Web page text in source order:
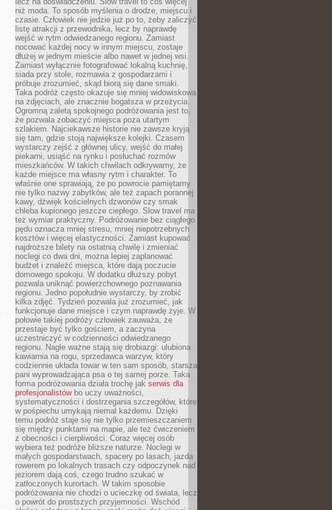
niż moda. To sposób myślenia o drodze, miejscu i
czasie. Człowiek nie jedzie już po to, żeby zaliczyć
listę atrakcji z przewodnika, lecz by naprawdę
wejść w rytm odwiedzanego regionu. Zamiast
nocować każdej nocy w innym miejscu, zostaje
dłużej w jednym mieście albo nawet w jednej wsi.
Zamiast wyłącznie fotografować lokalną kuchnię,
siada przy stole, rozmawia z gospodarzami i
próbuje zrozumieć, skąd biorą się dane smaki.
Taka podróż często okazuje się mniej widowiskowa
na zdjęciach, ale znacznie bogatsza w przeżycia.
Ogromną zaletą spokojnego podróżowania jest to,
że pozwala zobaczyć miejsca poza utartym
szlakiem. Najciekawsze historie nie zawsze kryją
się tam, gdzie stoją największe kolejki. Czasem
wystarczy zejść z głównej ulicy, wejść do małej
piekarni, usiąść na rynku i posłuchać rozmów
mieszkańców. W takich chwilach odkrywamy, że
każde miejsce ma własny rytm i charakter. To
właśnie one sprawiają, że po powrocie pamiętamy
nie tylko nazwy zabytków, ale też zapach porannej
kawy, dźwięk kościelnych dzwonów czy smak
chleba kupionego jeszcze ciepłego. Slow travel ma
też wymiar praktyczny. Podróżowanie bez ciągłego
pędu oznacza mniej stresu, mniej niepotrzebnych
kosztów i więcej elastyczności. Zamiast kupować
najdroższe bilety na ostatnią chwilę i zmieniać
noclegi co dwa dni, można lepiej zaplanować
budżet i znaleźć miejsca, które dają poczucie
domowego spokoju. W dodatku dłuższy pobyt
pozwala uniknąć powierzchownego poznawania
regionu. Jedno popołudnie wystarczy, by zrobić
kilka zdjęć. Tydzień pozwala już zrozumieć, jak
funkcjonuje dane miejsce i czym naprawdę żyje. W
połowie takiej podróży człowiek zauważa, że
przestaje być tylko gościem, a zaczyna
uczestniczyć w codzienności odwiedzanego
regionu. Nagle ważne stają się drobiazgi: ulubiona
kawiarnia na rogu, sprzedawca warzyw, który
codziennie układa towar w ten sam sposób, starsza
pani wyprowadzająca psa o tej samej porze. Taka
forma podróżowania działa trochę jak serwis dla
profesjonalistówbo uczy uważności,
systematyczności i dostrzegania szczegółów, które
w pośpiechu umykają niemal każdemu. Dzięki
temu podróż staje się nie tylko przemieszczaniem
się między punktami na mapie, ale też ćwiczeniem
z obecności i cierpliwości. Coraz więcej osób
wybiera też podróże bliższe naturze. Noclegi w
małych gospodarstwach, spacery po lasach, jazda
rowerem po lokalnych trasach czy odpoczynek nad
jeziorem dają coś, czego trudno szukać w
zatłoczonych kurortach. W takim sposobie
podróżowania nie chodzi o ucieczkę od świata, lecz
o powrót do prostszych przyjemności. Wschód